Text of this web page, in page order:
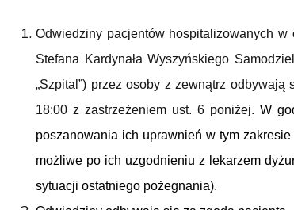
Odwiedziny pacjentów hospitalizowanych
Stefana Kardynała Wyszyńskiego
„Szpital”) przez osoby z zewnątrz
18:00 z zastrzeżeniem ust. 6 poniżej. W
poszanowania ich uprawnień w tym
możliwe po ich uzgodnieniu z lekarzem
sytuacji ostatniego pożegnania).